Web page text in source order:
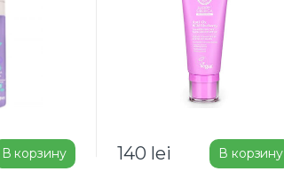
В корзину 140 lei В корзину